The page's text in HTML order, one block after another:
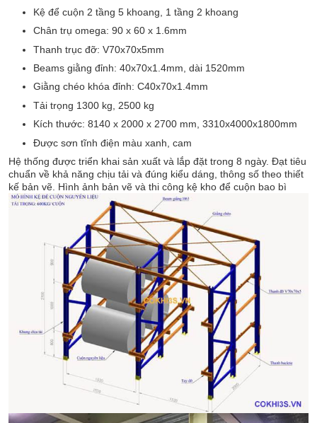
Kệ để cuộn 2 tầng 5 khoang, 1 tầng 2 khoang
Chân trụ omega: 90 x 60 x 1.6mm
Thanh trục đỡ: V70x70x5mm
Beams giằng đỉnh: 40x70x1.4mm, dài 1520mm
Giằng chéo khóa đỉnh: C40x70x1.4mm
Tải trọng 1300 kg, 2500 kg
Kích thước: 8140 x 2000 x 2700 mm, 3310x4000x1800mm
Được sơn tĩnh điện màu xanh, cam
Hệ thống được triển khai sản xuất và lắp đặt trong 8 ngày. Đạt tiêu
chuẩn về khả năng chịu tải và đúng kiểu dáng, thông số theo thiết
kế bản vẽ. Hình ảnh bản vẽ và thi công kệ kho để cuộn bao bì